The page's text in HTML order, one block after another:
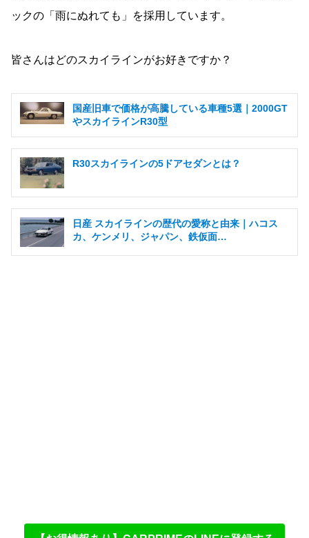
ックの「雨にぬれても」を採用しています。
皆さんはどのスカイラインがお好きですか？
国産旧車で価格が高騰している車種5選｜2000GT
やスカイラインR30型
R30スカイラインの5ドアセダンとは？
日産 スカイラインの歴代の愛称と由来｜ハコス
カ、ケンメリ、ジャパン、鉄仮面…